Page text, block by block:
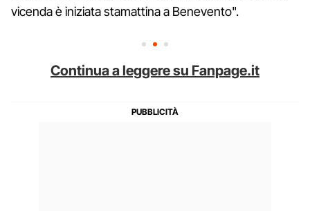
vicenda è iniziata stamattina a Benevento".
Continua a leggere su Fanpage.it